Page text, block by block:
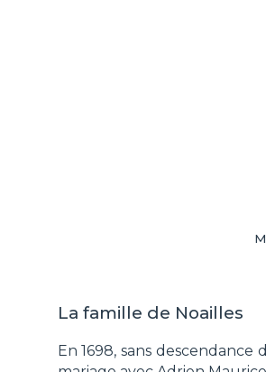
La famille de Noailles
En 1698, sans descendance